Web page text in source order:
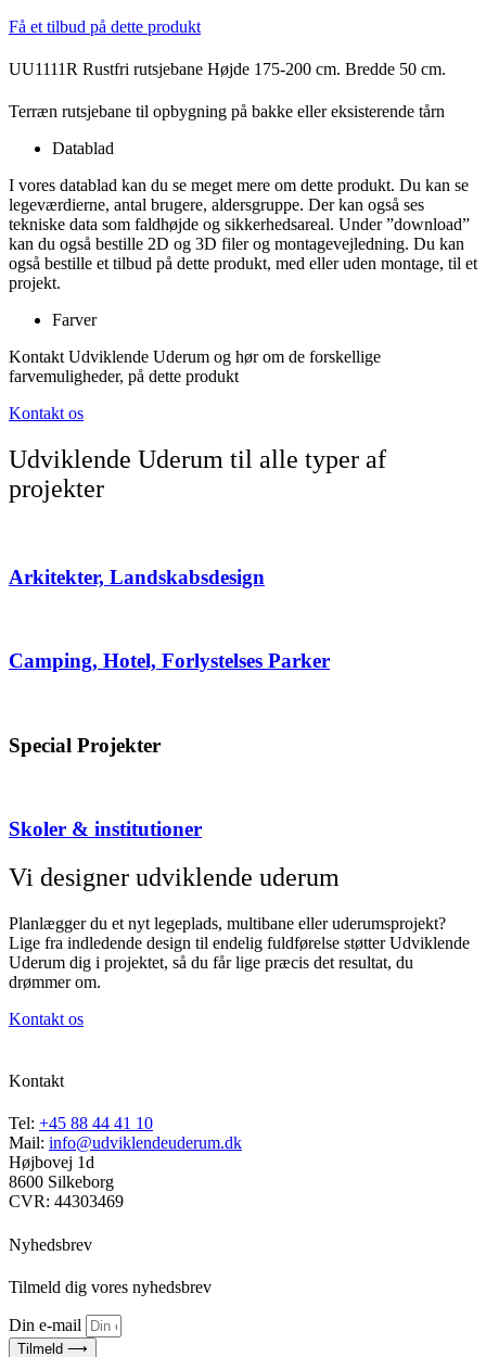
Få et tilbud på dette produkt
UU1111R Rustfri rutsjebane Højde 175-200 cm. Bredde 50 cm.
Terræn rutsjebane til opbygning på bakke eller eksisterende tårn
Datablad
I vores datablad kan du se meget mere om dette produkt. Du kan se
legeværdierne, antal brugere, aldersgruppe. Der kan også ses
tekniske data som faldhøjde og sikkerhedsareal. Under ”download”
kan du også bestille 2D og 3D filer og montagevejledning. Du kan
også bestille et tilbud på dette produkt, med eller uden montage, til et
projekt.
Farver
Kontakt Udviklende Uderum og hør om de forskellige
farvemuligheder, på dette produkt
Kontakt os
Udviklende Uderum til alle typer af
projekter
Arkitekter, Landskabsdesign
Camping, Hotel, Forlystelses Parker
Special Projekter
Skoler & institutioner
Vi designer udviklende uderum
Planlægger du et nyt legeplads, multibane eller uderumsprojekt?
Lige fra indledende design til endelig fuldførelse støtter Udviklende
Uderum dig i projektet, så du får lige præcis det resultat, du
drømmer om.
Kontakt os
Kontakt
Tel: +45 88 44 41 10
Mail: info@udviklendeuderum.dk
Højbovej 1d
8600 Silkeborg
CVR: 44303469
Nyhedsbrev
Tilmeld dig vores nyhedsbrev
Din e-mail
Tilmeld ⟶